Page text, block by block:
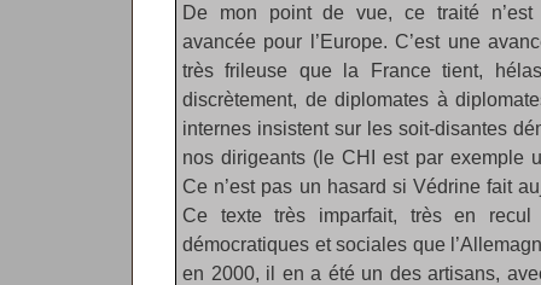
De mon point de vue, ce traité
avancée pour l’Europe. C’est une
très frileuse que la France tient,
discrètement, de diplomates à
internes insistent sur les soit-disantes
nos dirigeants (le CHI est par exemple
Ce n’est pas un hasard si Védrine fait
Ce texte très imparfait, très en recul
démocratiques et sociales que
en 2000, il en a été un des artisans,